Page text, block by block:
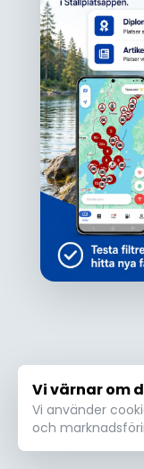
Ojdå!
Den här
inte läsas in
Vi värnar om
Vi använder
och